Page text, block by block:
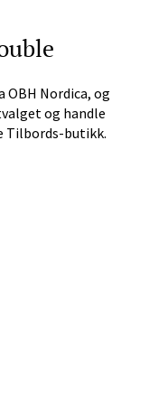
OBH Nordica, og
og handle
Tilbords-butikk.